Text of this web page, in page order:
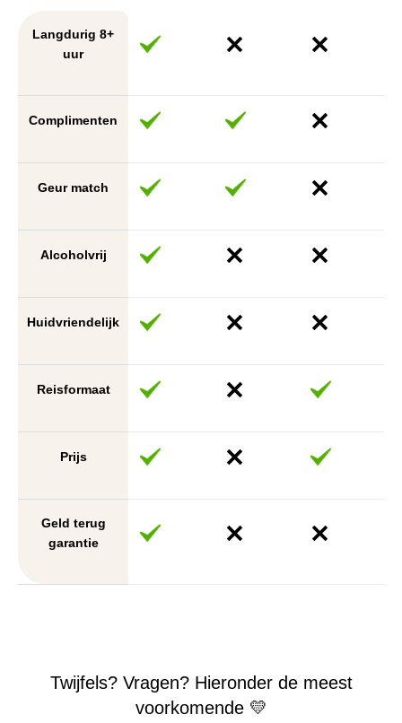
Langdurig 8+
uur
Complimenten
Geur match
Alcoholvrij
Huidvriendelijk
Reisformaat
Prijs
Geld terug
garantie
Twijfels? Vragen? Hieronder de meest
voorkomende 💛